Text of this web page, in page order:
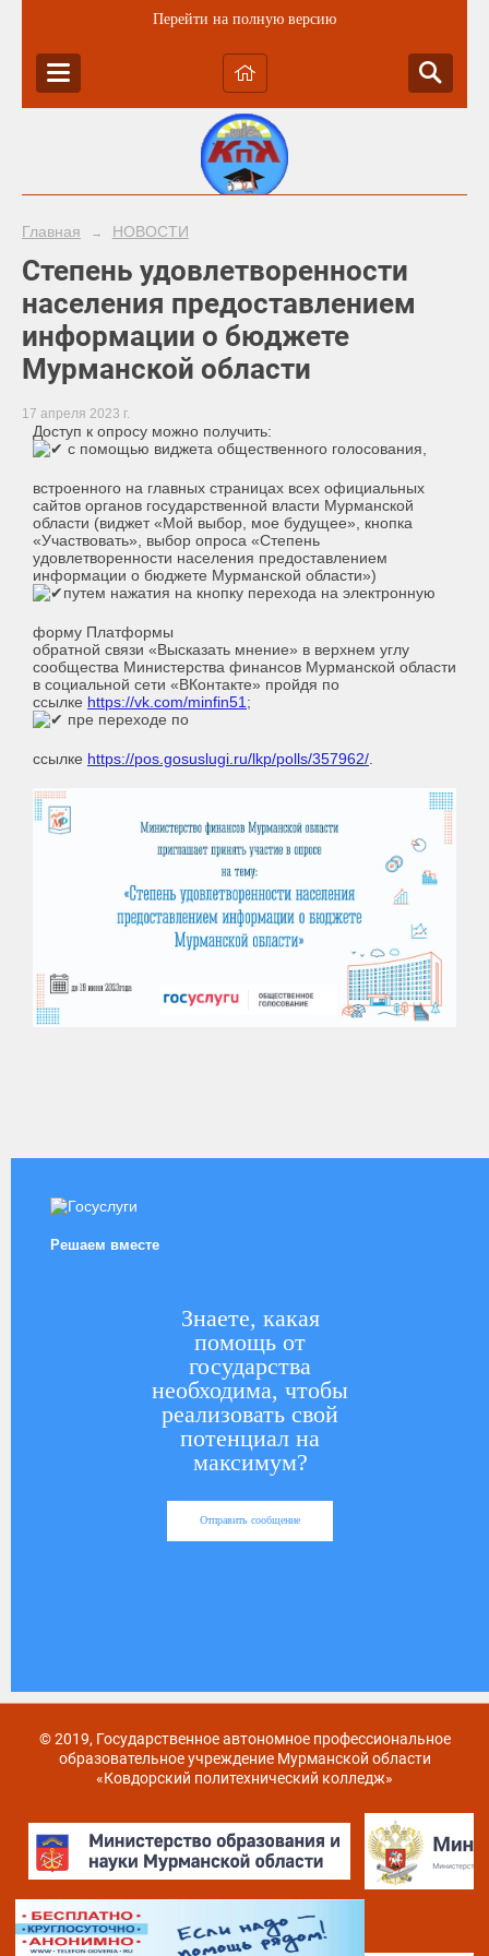
Перейти на полную версию
Главная → НОВОСТИ
Степень удовлетворенности
населения предоставлением
информации о бюджете
Мурманской области
17 апреля 2023 г.
Доступ к опросу можно получить:
с помощью виджета общественного голосования,
встроенного на главных страницах всех официальных
сайтов органов государственной власти Мурманской
области (виджет «Мой выбор, мое будущее», кнопка
«Участвовать», выбор опроса «Степень
удовлетворенности населения предоставлением
информации о бюджете Мурманской области»)
путем нажатия на кнопку перехода на электронную
форму Платформы
обратной связи «Высказать мнение» в верхнем углу
сообщества Министерства финансов Мурманской области
в социальной сети «ВКонтакте» пройдя по
ссылке https://vk.com/minfin51;
пре переходе по
ссылке https://pos.gosuslugi.ru/lkp/polls/357962/.
Решаем вместе
Знаете, какая
помощь от
государства
необходима, чтобы
реализовать свой
потенциал на
максимум?
Отправить сообщение
© 2019, Государственное автономное профессиональное
образовательное учреждение Мурманской области
«Ковдорский политехнический колледж»